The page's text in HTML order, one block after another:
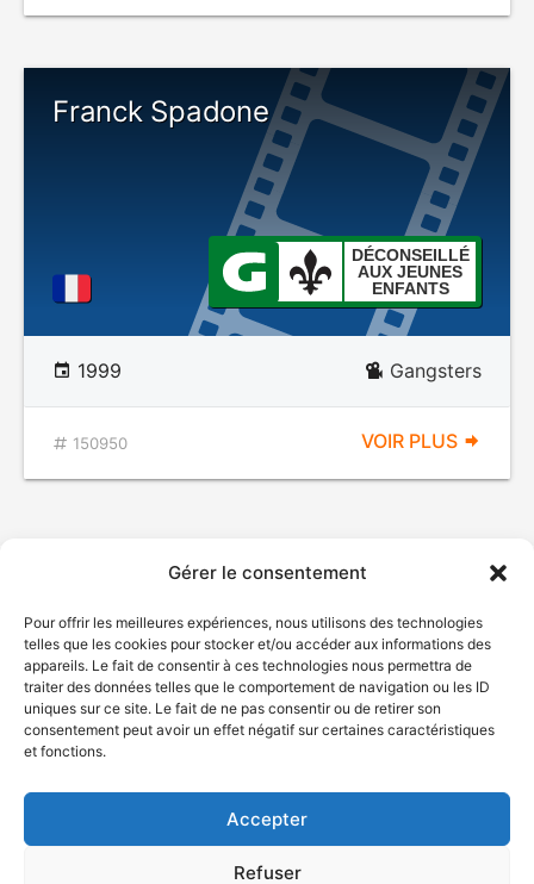
Gérer le consentement
Pour offrir les meilleures expériences, nous utilisons des technologies
telles que les cookies pour stocker et/ou accéder aux informations des
appareils. Le fait de consentir à ces technologies nous permettra de
traiter des données telles que le comportement de navigation ou les ID
uniques sur ce site. Le fait de ne pas consentir ou de retirer son
consentement peut avoir un effet négatif sur certaines caractéristiques
et fonctions.
Accepter
Refuser
Franck Spadone
DÉCONSEILLÉ
AUX JEUNES
ENFANTS
1999 Gangsters
150950 VOIR PLUS
© Gouvernement du Québec, 2026
Plan du site
Accessibilité
Accès à l'information
Déclaration de services